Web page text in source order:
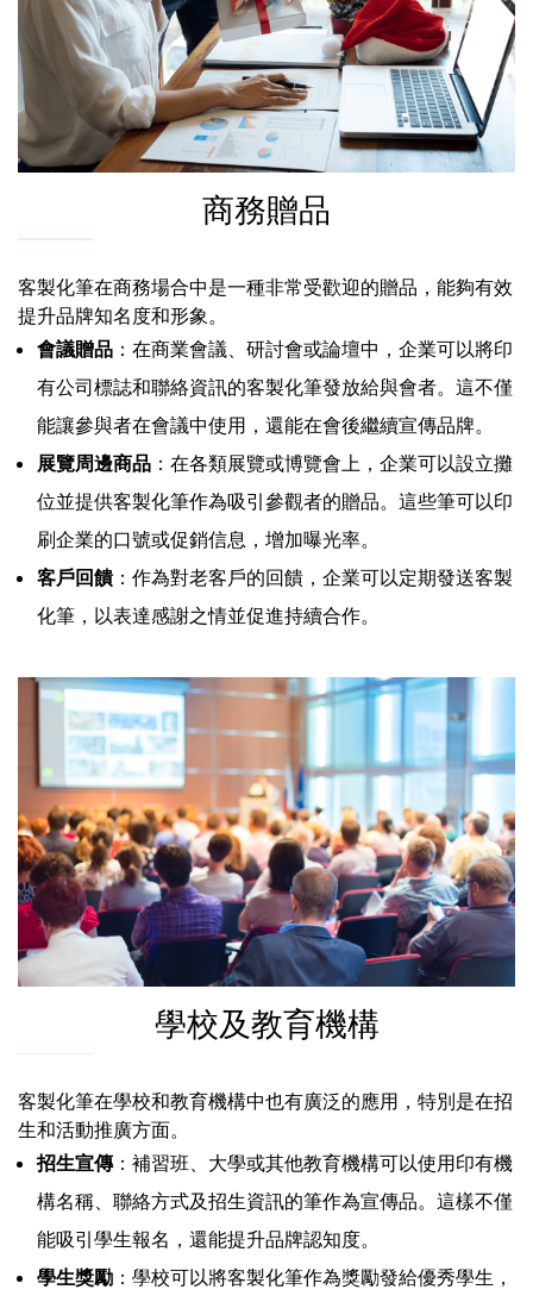
商務贈品
客製化筆在商務場合中是一種非常受歡迎的贈品，能夠有效
提升品牌知名度和形象。
會議贈品 ：在商業會議、研討會或論壇中，企業可以將印
有公司標誌和聯絡資訊的客製化筆發放給與會者。這不僅
能讓參與者在會議中使用，還能在會後繼續宣傳品牌。
展覽周邊商品 ：在各類展覽或博覽會上，企業可以設立攤
位並提供客製化筆作為吸引參觀者的贈品。這些筆可以印
刷企業的口號或促銷信息，增加曝光率。
客戶回饋：作為對老客戶的回饋，企業可以定期發送客製
化筆，以表達感謝之情並促進持續合作。
學校及教育機構
客製化筆在學校和教育機構中也有廣泛的應用，特別是在招
生和活動推廣方面。
招生宣傳：補習班、大學或其他教育機構可以使用印有機
構名稱、聯絡方式及招生資訊的筆作為宣傳品。這樣不僅
能吸引學生報名，還能提升品牌認知度。
學生獎勵 ：學校可以將客製化筆作為獎勵發給優秀學生，